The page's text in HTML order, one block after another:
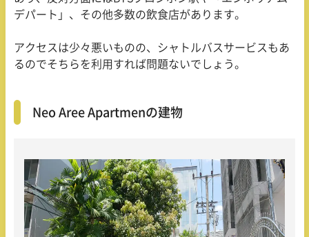
デパート」、その他多数の飲食店があります。
アクセスは少々悪いものの、シャトルバスサービスもあ
るのでそちらを利用すれば問題ないでしょう。
Neo Aree Apartmenの建物